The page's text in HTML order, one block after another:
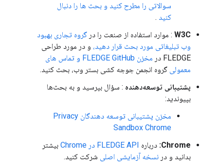
سوالاتی را مطرح کنید و بحث ها را دنبال
کنید .
W3C : موارد استفاده از صنعت را در گروه تجاری بهبود
وب تبلیغاتی مورد بحث قرار دهید، و در مورد طراحی
FLEDGE در
مخزن FLEDGE GitHub و تماس های
معمولی گروه انجمن جوجه کشی بستر وب، بحث کنید.
پشتیبانی توسعه‌دهنده : سؤال بپرسید و به بحث‌ها
بپیوندید:
مخزن پشتیبانی توسعه دهندگان Privacy
Sandbox Chrome
Chrome: درباره FLEDGE API در Chrome
بیشتر
بدانید و در نسخه آزمایشی اصلی
شرکت کنید.